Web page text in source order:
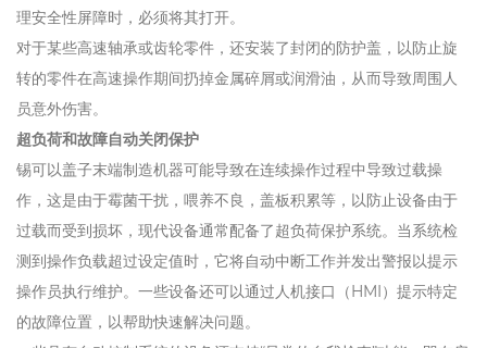
理安全性屏障时，必须将其打开。
对于某些高速轴承或齿轮零件，还安装了封闭的防护盖，以防止旋
转的零件在高速操作期间扔掉金属碎屑或润滑油，从而导致周围人
员意外伤害。
超负荷和故障自动关闭保护
锡可以盖子末端制造机器可能导致在连续操作过程中导致过载操
作，这是由于霉菌干扰，喂养不良，盖板积累等，以防止设备由于
过载而受到损坏，现代设备通常配备了超负荷保护系统。当系统检
测到操作负载超过设定值时，它将自动中断工作并发出警报以提示
操作员执行维护。一些设备还可以通过人机接口（HMI）提示特定
的故障位置，以帮助快速解决问题。